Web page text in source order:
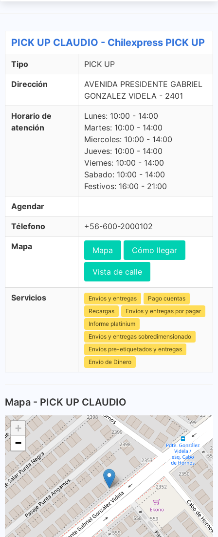
PICK UP CLAUDIO - Chilexpress PICK UP
Tipo PICK UP
Dirección
AVENIDA PRESIDENTE GABRIEL
GONZALEZ VIDELA - 2401
Horario de
atención
Lunes: 10:00 - 14:00
Martes: 10:00 - 14:00
Miercoles: 10:00 - 14:00
Jueves: 10:00 - 14:00
Viernes: 10:00 - 14:00
Sabado: 10:00 - 14:00
Festivos: 16:00 - 21:00
Agendar
Télefono +56-600-2000102
Mapa Mapa Cómo llegar
Vista de calle
Servicios Envíos y entregas
Pago cuentas
Recargas
Envíos y entregas por pagar
Informe platinium
Envíos y entregas sobredimensionado
Envíos pre-etiquetados y entregas
Envío de Dinero
Mapa - PICK UP CLAUDIO
+
−